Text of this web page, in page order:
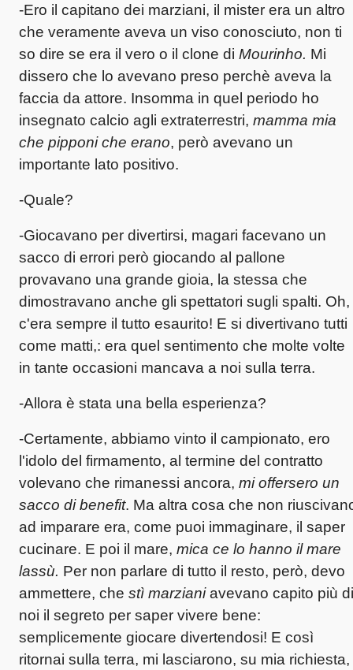
-Ero il capitano dei marziani, il mister era un altro
che veramente aveva un viso conosciuto, non ti
so dire se era il vero o il clone di Mourinho. Mi
dissero che lo avevano preso perchè aveva la
faccia da attore. Insomma in quel periodo ho
insegnato calcio agli extraterrestri, mamma mia
che pipponi che erano, però avevano un
importante lato positivo.
-Quale?
-Giocavano per divertirsi, magari facevano un
sacco di errori però giocando al pallone
provavano una grande gioia, la stessa che
dimostravano anche gli spettatori sugli spalti. Oh,
c'era sempre il tutto esaurito! E si divertivano tutti
come matti,: era quel sentimento che molte volte
in tante occasioni mancava a noi sulla terra.
-Allora è stata una bella esperienza?
-Certamente, abbiamo vinto il campionato, ero
l'idolo del firmamento, al termine del contratto
volevano che rimanessi ancora, mi offersero un
sacco di benefit. Ma altra cosa che non
ad imparare era, come puoi immaginare, il saper
cucinare. E poi il mare, mica ce lo hanno il mare
lassù. Per non parlare di tutto il resto, però, devo
ammettere, che stì marzianiavevano capito più di
noi il segreto per saper vivere bene:
semplicemente giocare divertendosi! E così
ritornai sulla terra, mi lasciarono, su mia richiesta,